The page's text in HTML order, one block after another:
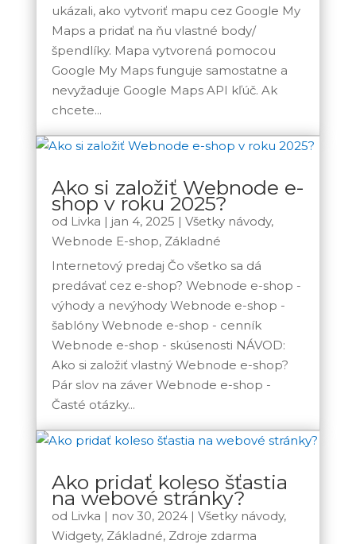
ukázali, ako vytvoriť mapu cez Google My
Maps a pridať na ňu vlastné body/
špendlíky. Mapa vytvorená pomocou
Google My Maps funguje samostatne a
nevyžaduje Google Maps API kľúč. Ak
chcete...
Ako si založiť Webnode e-
shop v roku 2025?
od Livka | jan 4, 2025 | Všetky návody,
Webnode E-shop, Základné
Internetový predaj Čo všetko sa dá
predávať cez e-shop? Webnode e-shop -
výhody a nevýhody Webnode e-shop -
šablóny Webnode e-shop - cenník
Webnode e-shop - skúsenosti NÁVOD:
Ako si založiť vlastný Webnode e-shop?
Pár slov na záver Webnode e-shop -
Časté otázky...
Ako pridať koleso šťastia
na webové stránky?
od Livka | nov 30, 2024| Všetky návody,
Widgety, Základné, Zdroje zdarma